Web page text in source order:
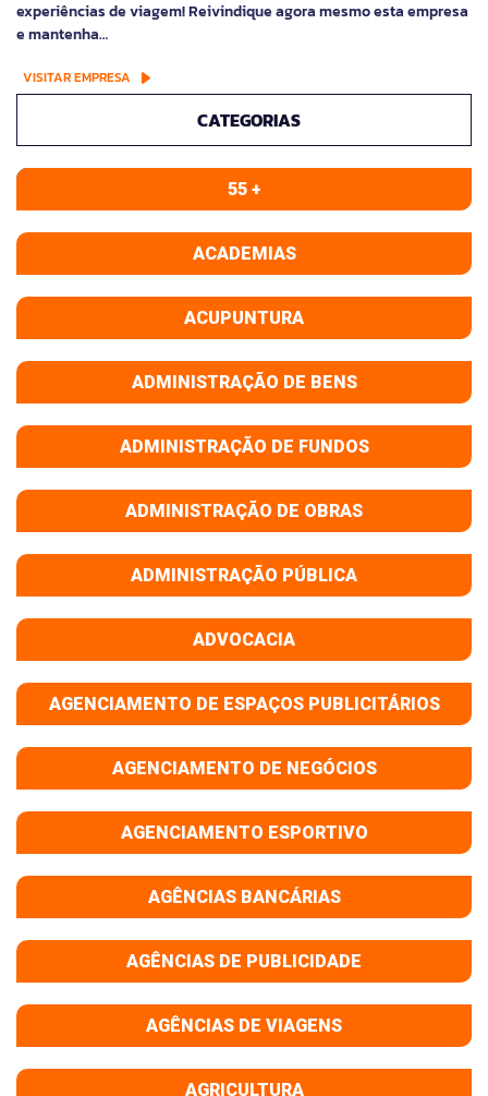
experiências de viagem! Reivindique agora mesmo esta empresa
e mantenha…
VISITAR EMPRESA
CATEGORIAS
55 +
ACADEMIAS
ACUPUNTURA
ADMINISTRAÇÃO DE BENS
ADMINISTRAÇÃO DE FUNDOS
ADMINISTRAÇÃO DE OBRAS
ADMINISTRAÇÃO PÚBLICA
ADVOCACIA
AGENCIAMENTO DE ESPAÇOS PUBLICITÁRIOS
AGENCIAMENTO DE NEGÓCIOS
AGENCIAMENTO ESPORTIVO
AGÊNCIAS BANCÁRIAS
AGÊNCIAS DE PUBLICIDADE
AGÊNCIAS DE VIAGENS
AGRICULTURA